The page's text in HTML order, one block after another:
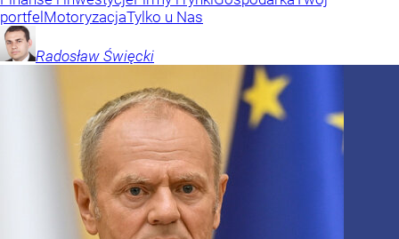
portfel MotoryzacjaTylko u Nas
Radosław Święcki